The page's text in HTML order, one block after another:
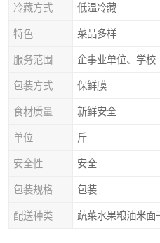
冷藏方式 低温冷藏
特色 菜品多样
服务范围 企事业单位、学校
包装方式 保鲜膜
食材质量 新鲜安全
单位 斤
安全性 安全
包装规格 包装
配送种类 蔬菜水果粮油米面